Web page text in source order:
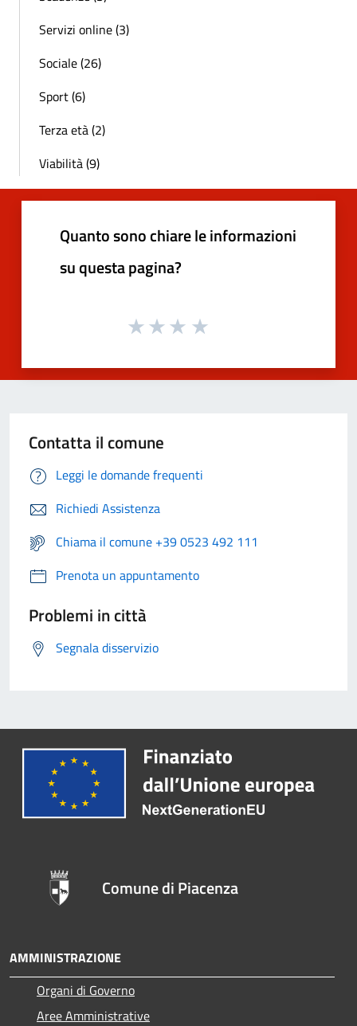
Servizi online (3)
Sociale (26)
Sport (6)
Terza età (2)
Viabilità (9)
Quanto sono chiare le informazioni
su questa pagina?
Contatta il comune
Leggi le domande frequenti
Richiedi Assistenza
Chiama il comune +39 0523 492 111
Prenota un appuntamento
Problemi in città
Segnala disservizio
Comune di Piacenza
AMMINISTRAZIONE
Organi di Governo
Aree Amministrative